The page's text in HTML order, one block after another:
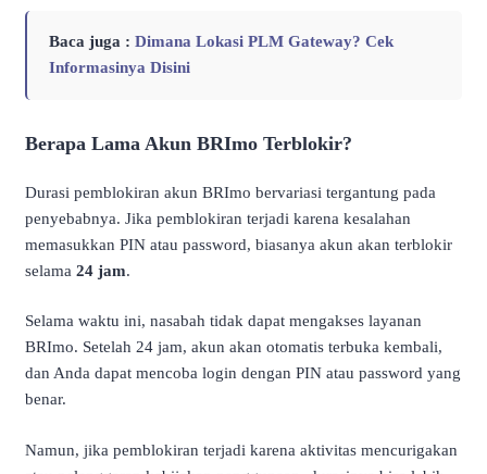
Baca juga : Dimana Lokasi PLM Gateway? Cek
Informasinya Disini
Berapa Lama Akun BRImo Terblokir?
Durasi pemblokiran akun BRImo bervariasi tergantung pada
penyebabnya. Jika pemblokiran terjadi karena kesalahan
memasukkan PIN atau password, biasanya akun akan terblokir
selama 24 jam.
Selama waktu ini, nasabah tidak dapat mengakses layanan
BRImo. Setelah 24 jam, akun akan otomatis terbuka kembali,
dan Anda dapat mencoba login dengan PIN atau password yang
benar.
Namun, jika pemblokiran terjadi karena aktivitas mencurigakan